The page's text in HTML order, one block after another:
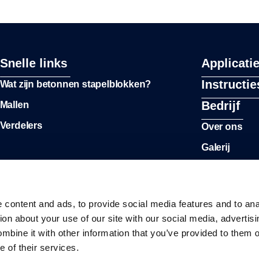
and ads, to provide social media features and to
about your use of our site with our social media,
it with other information that you’ve provided to them
of their services.
Snelle links
Wat zijn betonnen stapelblokken?
Mallen
Verdelers
Bedrijf
Over ons
Galerij